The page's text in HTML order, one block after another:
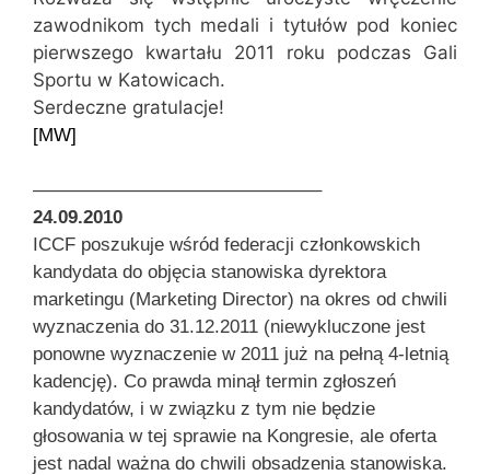
zawodnikom tych medali i tytułów pod koniec
pierwszego kwartału 2011 roku podczas Gali
Sportu w Katowicach.
Serdeczne gratulacje!
[MW]
———————————————–
24.09.2010
ICCF poszukuje wśród federacji członkowskich
kandydata do objęcia stanowiska dyrektora
marketingu (Marketing Director) na okres od chwili
wyznaczenia do 31.12.2011 (niewykluczone jest
ponowne wyznaczenie w 2011 już na pełną 4-letnią
kadencję). Co prawda minął termin zgłoszeń
kandydatów, i w związku z tym nie będzie
głosowania w tej sprawie na Kongresie, ale oferta
jest nadal ważna do chwili obsadzenia stanowiska.